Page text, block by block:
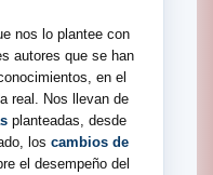
nos lo plantee con
autores que se han
en el
real. Nos llevan de
planteadas, desde
los cambios de
el desempeño del